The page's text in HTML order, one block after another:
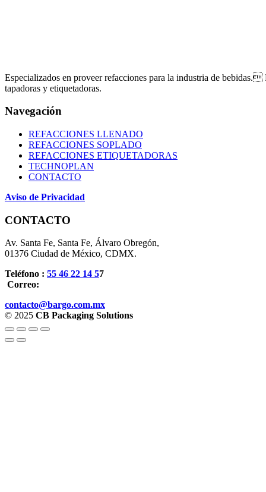
Especializados en proveer refacciones para la industria de bebidas.
tapadoras y etiquetadoras.
Navegación
REFACCIONES LLENADO
REFACCIONES SOPLADO
REFACCIONES ETIQUETADORAS
TECHNOPLAN
CONTACTO
Aviso de Privacidad
CONTACTO
Av. Santa Fe, Santa Fe, Álvaro Obregón,
01376 Ciudad de México, CDMX.
Teléfono : 55 46 22 14 57
Correo:
contacto@bargo.com.mx
© 2025 CB Packaging Solutions